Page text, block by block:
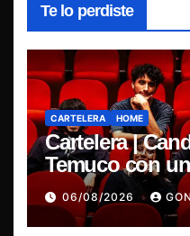
Te lo perdiste
CARTELERA HOME
Cartelera |
Temuco con
de indie
06/08/2026